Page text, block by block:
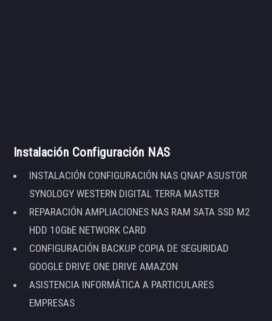
Instalación Configuración NAS
INSTALACIÓN CONFIGURACIÓN NAS QNAP ASUSTOR
SYNOLOGY WESTERN DIGITAL TERRA MASTER
REPARACIÓN AMPLIACIONES NAS RAM SATA SSD M2
HDD 10GbE NETWORK CARD
CONFIGURACIÓN BACKUP COPIA DE SEGURIDAD
GOOGLE DRIVE ONE DRIVE AMAZON
ASISTENCIA INFORMÁTICA A PARTICULARES
EMPRESAS